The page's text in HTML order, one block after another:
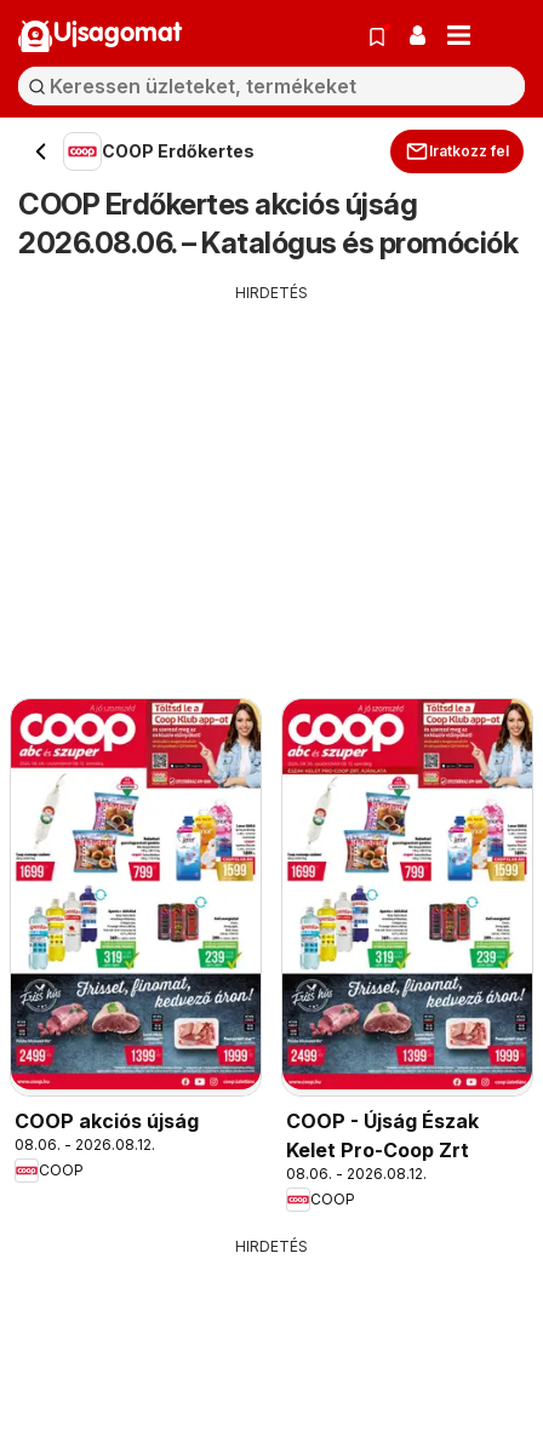
Ujsagomat
COOP Erdőkertes Iratkozz fel
COOP Erdőkertes akciós újság
2026.08.06. – Katalógus és promóciók
HIRDETÉS
COOP akciós újság
08.06. - 2026.08.12.
COOP
COOP - Újság Észak
Kelet Pro-Coop Zrt
08.06. - 2026.08.12.
COOP
HIRDETÉS